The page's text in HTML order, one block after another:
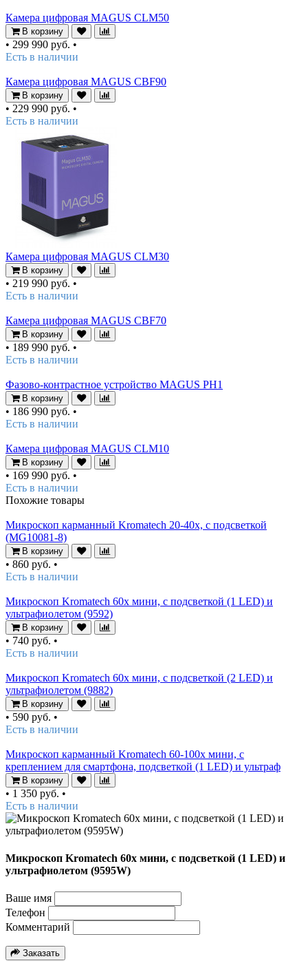
Камера цифровая MAGUS CLM50
В корзину
• 299 990 руб. •
Есть в наличии
Камера цифровая MAGUS CBF90
В корзину
• 229 990 руб. •
Есть в наличии
Камера цифровая MAGUS CLM30
В корзину
• 219 990 руб. •
Есть в наличии
Камера цифровая MAGUS CBF70
В корзину
• 189 990 руб. •
Есть в наличии
Фазово-контрастное устройство MAGUS PH1
В корзину
• 186 990 руб. •
Есть в наличии
Камера цифровая MAGUS CLM10
В корзину
• 169 990 руб. •
Есть в наличии
Похожие товары
Микроскоп карманный Kromatech 20-40x, с подсветкой
(MG10081-8)
В корзину
• 860 руб. •
Есть в наличии
Микроскоп Kromatech 60x мини, с подсветкой (1 LED) и
ультрафиолетом (9592)
В корзину
• 740 руб. •
Есть в наличии
Микроскоп Kromatech 60x мини, с подсветкой (2 LED) и
ультрафиолетом (9882)
В корзину
• 590 руб. •
Есть в наличии
Микроскоп карманный Kromatech 60-100x мини, с
креплением для смартфона, подсветкой (1 LED) и ультраф
В корзину
• 1 350 руб. •
Есть в наличии
Микроскоп Kromatech 60x мини, с подсветкой (1 LED) и
ультрафиолетом (9595W)
Ваше имя
Телефон
Комментарий
Заказать